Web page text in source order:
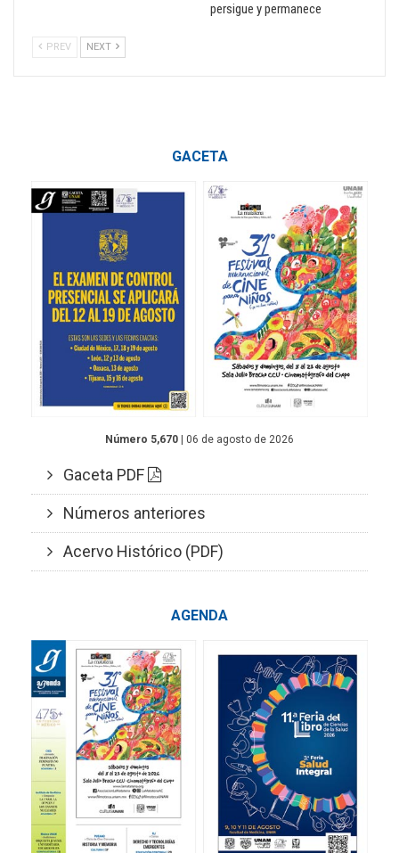
persigue y permanece
PREV NEXT
GACETA
Número 5,670 | 06 de agosto de 2026
Gaceta PDF
Números anteriores
Acervo Histórico (PDF)
AGENDA